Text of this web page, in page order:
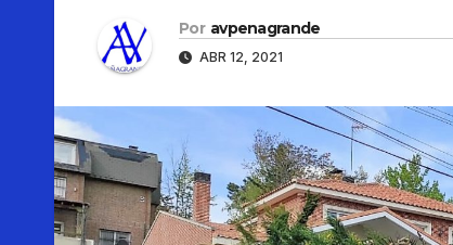
Por avpenagrande
ABR 12, 2021